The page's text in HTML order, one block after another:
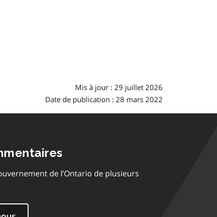
Mis à jour : 29 juillet 2026
Date de publication : 28 mars 2022
de l’Ontario de plusieurs